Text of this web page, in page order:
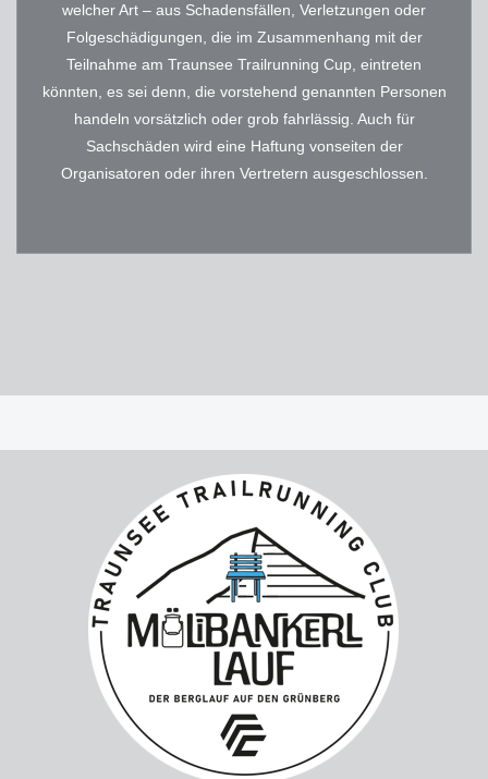
welcher Art – aus Schadensfällen, Verletzungen oder
Folgeschädigungen, die im Zusammenhang mit der
Teilnahme am Traunsee Trailrunning Cup, eintreten
könnten, es sei denn, die vorstehend genannten Personen
handeln vorsätzlich oder grob fahrlässig. Auch für
Sachschäden wird eine Haftung vonseiten der
Organisatoren oder ihren Vertretern ausgeschlossen.